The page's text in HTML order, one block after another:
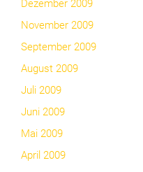
Dezember 2009
November 2009
September 2009
August 2009
Juli 2009
Juni 2009
Mai 2009
April 2009